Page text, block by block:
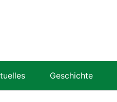
Geschichte